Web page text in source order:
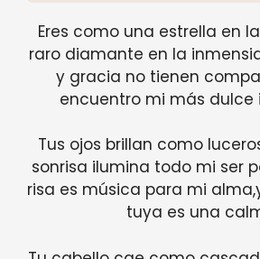
Eres como una estrella en
raro diamante en la
y gracia no tienen
encuentro mi más dulce
Tus ojos brillan como
sonrisa ilumina todo mi ser
risa es música para mi
tuya es una